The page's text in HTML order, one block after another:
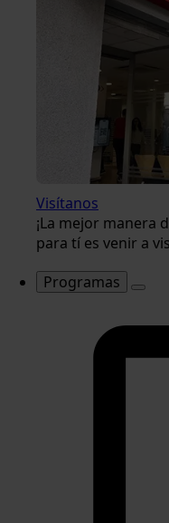
Visítanos
¡La mejor manera
para tí es venir a
Programas